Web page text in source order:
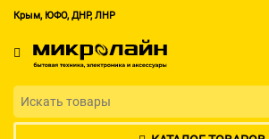
Крым, ЮФО, ДНР, ЛНР